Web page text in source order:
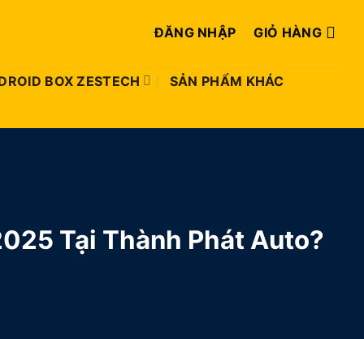
ĐĂNG NHẬP GIỎ HÀNG
BOX ZESTECH
SẢN PHẨM KHÁC
Tại Thành Phát Auto?